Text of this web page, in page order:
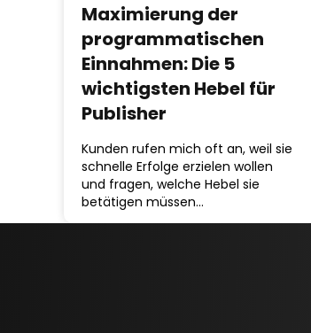
Maximierung der
programmatischen
Einnahmen: Die 5
wichtigsten Hebel für
Publisher
Kunden rufen mich oft an, weil sie
schnelle Erfolge erzielen wollen
und fragen, welche Hebel sie
betätigen müssen…